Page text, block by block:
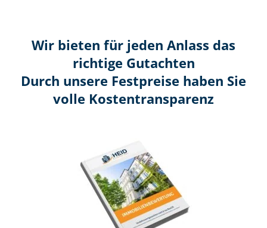
Wir bieten für jeden Anlass das
richtige Gutachten
Durch unsere Festpreise haben Sie
volle Kosten­transparenz